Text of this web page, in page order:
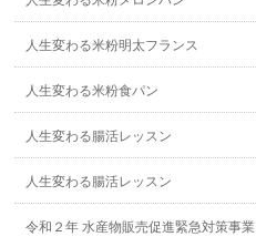
人生変わる米粉明太フランス
人生変わる米粉食パン
人生変わる腸活レッスン
人生変わる腸活レッスン
令和２年 水産物販売促進緊急対策事業